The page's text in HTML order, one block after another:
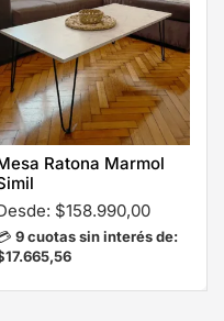
Ratona Marmol
$158.990,00
9 cuotas sin interés de: